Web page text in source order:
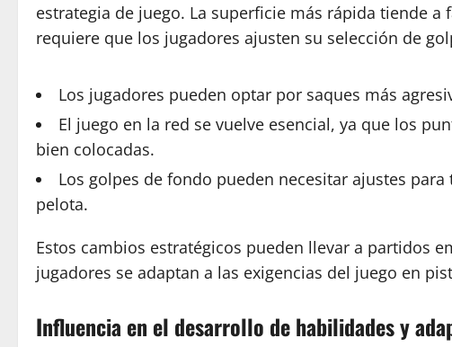
estrategia de juego. La superficie más rápida tiende
requiere que los jugadores ajusten su selección de
Los jugadores pueden optar por saques más
El juego en la red se vuelve esencial, ya que los
bien colocadas.
Los golpes de fondo pueden necesitar ajustes
pelota.
Estos cambios estratégicos pueden llevar a partidos
jugadores se adaptan a las exigencias del juego en
Influencia en el desarrollo de habilidades y